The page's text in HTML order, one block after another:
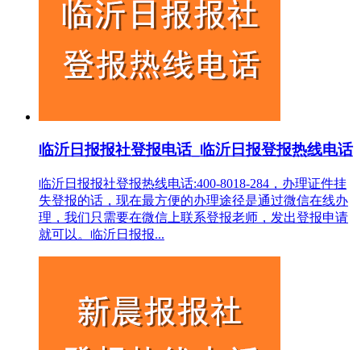
临沂日报报社登报电话_临沂日报登报热线电话
临沂日报报社登报热线电话:400-8018-284，办理证件挂
失登报的话，现在最方便的办理途径是通过微信在线办
理，我们只需要在微信上联系登报老师，发出登报申请
就可以。临沂日报报...